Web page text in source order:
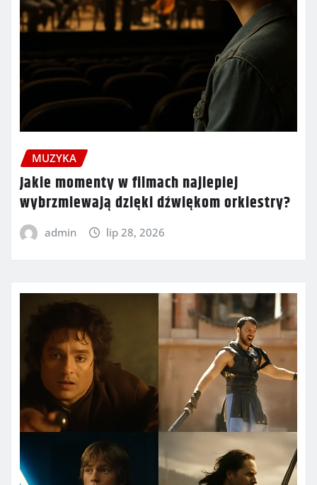
MUZYKA
Jakie momenty w filmach najlepiej
wybrzmiewają dzięki dźwiękom orkiestry?
admin lip 28, 2026